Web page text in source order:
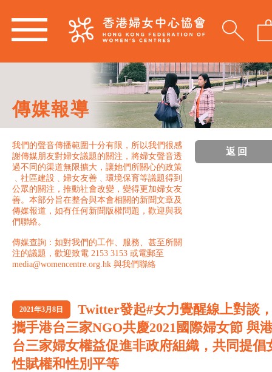
傳媒報導
我們的聲音傳播範圍十分有限，所以我們很感
謝傳媒朋友對婦女議題的關注，將婦女聲音透
過不同的渠道無限擴大，讓她們所關心的政策
﹑社區建設﹑婦女友善﹑環境保育等議題得到
公眾的關注，推動社會改變，變得更加婦女友
善。本部分旨在整合與本會相關的新聞文章及
傳媒報道，如有任何新聞版權問題，歡迎與我
們聯絡。
傳媒查詢：如對我們的工作、服務、甚至所關
注的議題，歡迎致電 2153 3153 或電郵至
media@womencentre.org.hk 與我們聯絡
返回
2021年3月8日
Twitter發起#女力覺醒線上對談
攜手港台三家NGO共慶2021國際婦女節 與
台三家婦女權益促進非政府組織，共同提倡
性賦權和性別平等